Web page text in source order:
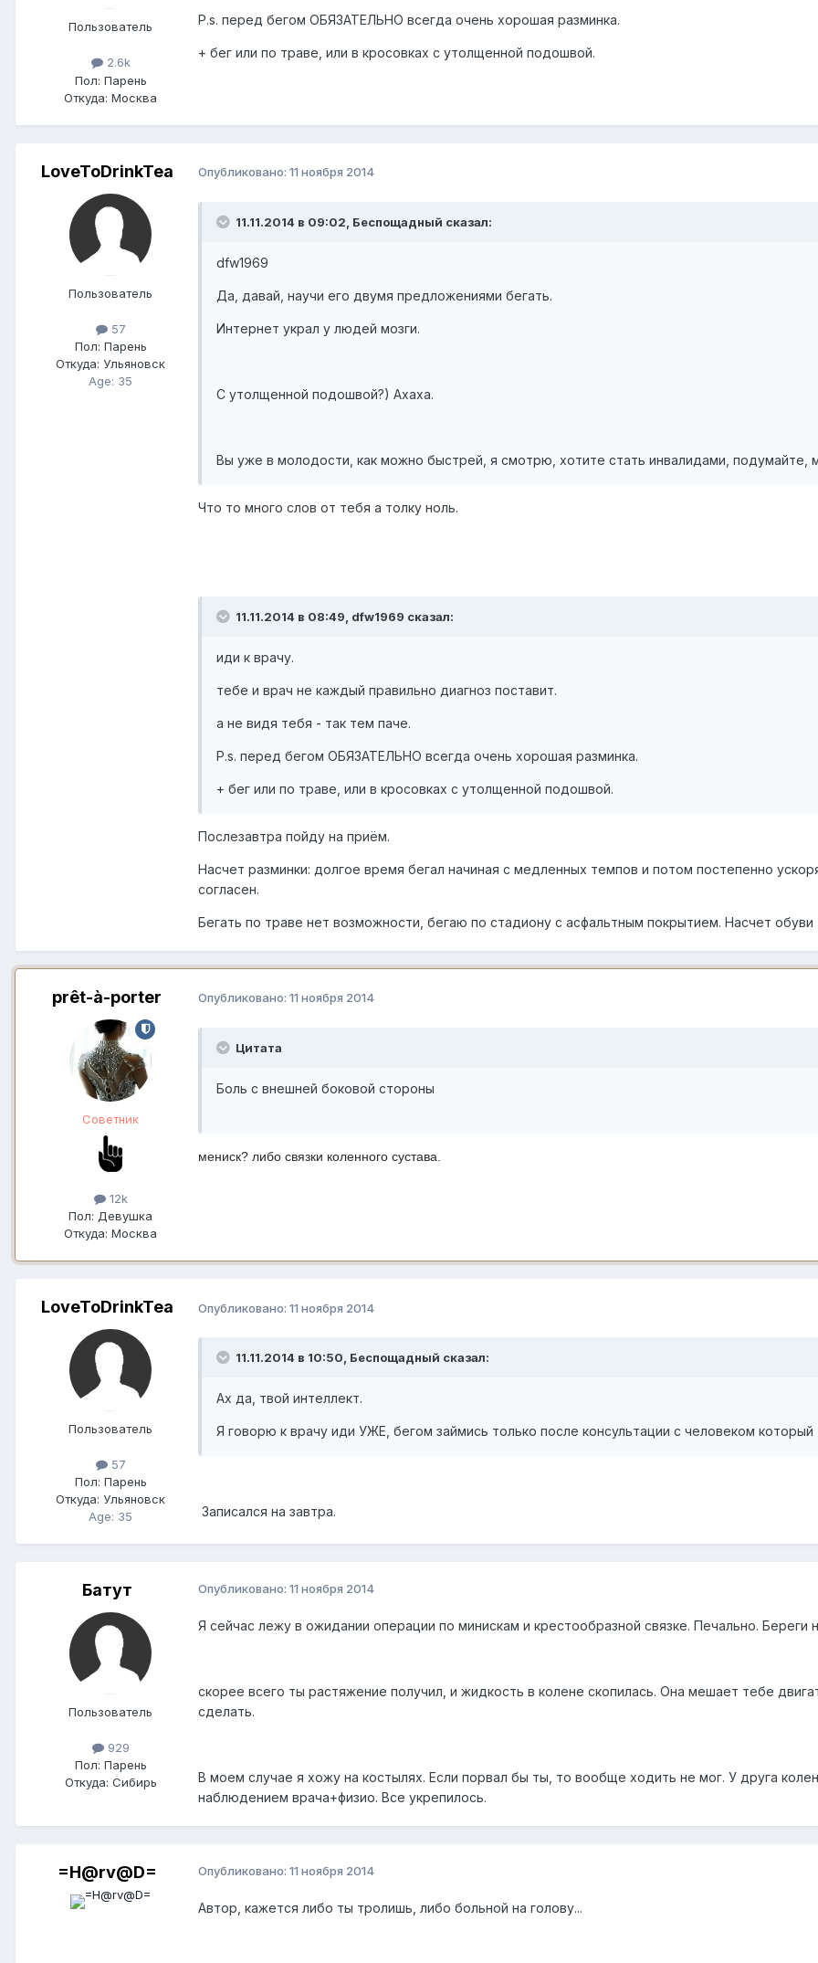
Пользователь
2.6k
Пол: Парень
Откуда: Москва
P.s. перед бегом ОБЯЗАТЕЛЬНО всегда очень хорошая разминка.
+ бег или по траве, или в кросовках с утолщенной подошвой.
LoveToDrinkTea
Пользователь
57
Пол: Парень
Откуда: Ульяновск
Age: 35
Опубликовано: 11 ноября 2014
11.11.2014 в 09:02, Беспощадный сказал:
dfw1969
Да, давай, научи его двумя предложениями бегать.
Интернет украл у людей мозги.
С утолщенной подошвой?) Ахаха.
Вы уже в молодости, как можно быстрей, я смотрю, хотите стать инвалидами, подумайте,
Что то много слов от тебя а толку ноль.
11.11.2014 в 08:49, dfw1969 сказал:
иди к врачу.
тебе и врач не каждый правильно диагноз поставит.
а не видя тебя - так тем паче.
P.s. перед бегом ОБЯЗАТЕЛЬНО всегда очень хорошая разминка.
+ бег или по траве, или в кросовках с утолщенной подошвой.
Послезавтра пойду на приём.
Насчет разминки: долгое время бегал начиная с медленных темпов и потом постепенно
согласен.
Бегать по траве нет возможности, бегаю по стадиону с асфальтным покрытием. Насчет
prêt-à-porter
Советник
12k
Пол: Девушка
Откуда: Москва
Опубликовано: 11 ноября 2014
Цитата
Боль с внешней боковой стороны
мениск? либо связки коленного сустава.
LoveToDrinkTea
Пользователь
57
Пол: Парень
Откуда: Ульяновск
Age: 35
Опубликовано: 11 ноября 2014
11.11.2014 в 10:50, Беспощадный сказал:
Ах да, твой интеллект.
Я говорю к врачу иди УЖЕ, бегом займись только после консультации с человеком
Записался на завтра.
Батут
Пользователь
929
Пол: Парень
Откуда: Сибирь
Опубликовано: 11 ноября 2014
Я сейчас лежу в ожидании операции по минискам и крестообразной связке. Печально. Береги
скорее всего ты растяжение получил, и жидкость в колене скопилась. Она мешает тебе
сделать.
В моем случае я хожу на костылях. Если порвал бы ты, то вообще ходить не мог. У друга
наблюдением врача+физио. Все укрепилось.
=H@rv@D= Опубликовано: 11 ноября 2014
Автор, кажется либо ты тролишь, либо больной на голову...